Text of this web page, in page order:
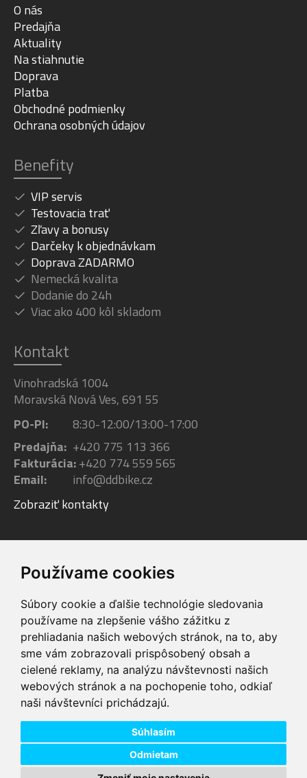
Používame cookies
Súbory cookie a ďalšie technológie sledovania
používame na zlepšenie vášho zážitku z
prehliadania našich webových stránok, na to, aby
sme vám zobrazovali prispôsobený obsah a
cielené reklamy, na analýzu návštevnosti našich
webových stránok a na pochopenie toho, odkiaľ
naši návštevníci prichádzajú.
Súhlasím
Odmietam
O nás
Predajňa
Aktuality
Na stiahnutie
Doprava
Platba
Obchodné podmienky
Ochrana osobných údajov
Benefity
VIP servis
Testovacia trať
Zľavy a bonusy
Darčeky k objednávkam
Doprava ZADARMO
Nemecká kvalita
Dodanie do 24h
Viac ako 400 kôl skladom
Kontakt
Vinohradská 1004
Moravská Nová Ves, 691 55
PO-PI:
8:30-12:00/13:00-17:00
Predajňa: +420 775 113 366
Fakturácia:+420 774 559 565
Email:
info@ddbike.cz
Zobraziť kontakty
Facebook Instagram
VIP servis
na zakúpené
elektrobicykle
Testovacia trať
možnosť vyskúšať si
elektrobicykle
Doprava ZADARMO
pre objednávky nad tovar skladom pri